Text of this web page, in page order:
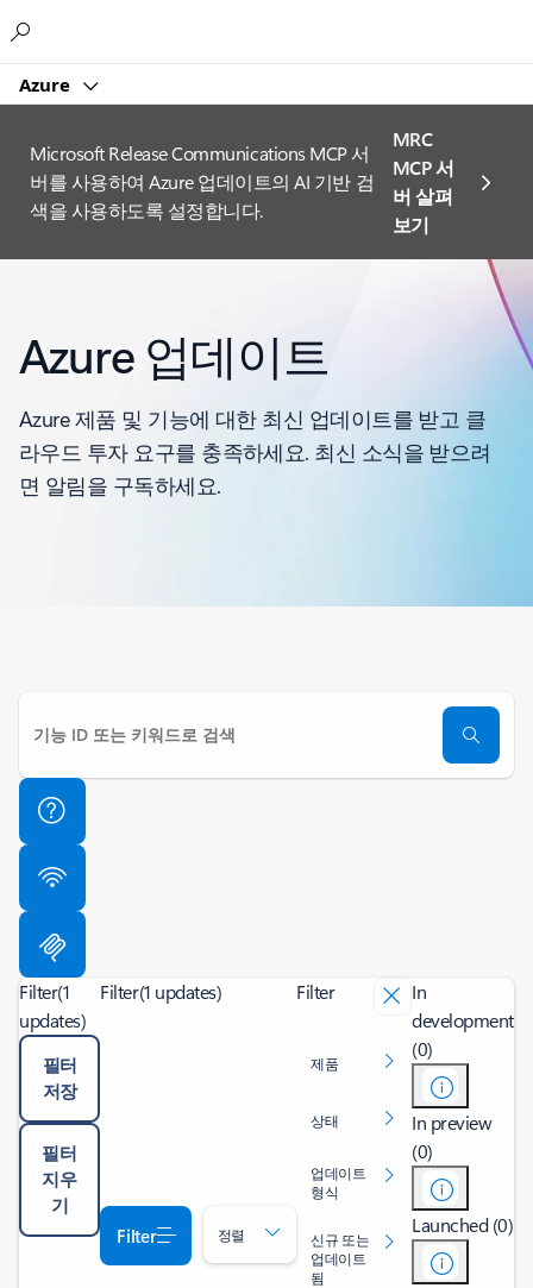
Azure
Microsoft Release Communications MCP 서
버를 사용하여 Azure 업데이트의 AI 기반 검
색을 사용하도록 설정합니다.
MRC
MCP 서
버 살펴
보기
Azure 업데이트
Azure 제품 및 기능에 대한 최신 업데이트를 받고 클
라우드 투자 요구를 충족하세요. 최신 소식을 받으려
면 알림을 구독하세요.
Filter(1
updates)
필터
저장
필터
지우
기
Filter(1 updates)
Filter 정렬
Filter
제품
상태
업데이트
형식
신규 또는
업데이트
됨
In
development
(0)
In preview
(0)
Launched (0)